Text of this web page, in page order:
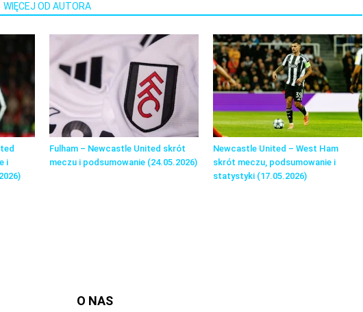
WIĘCEJ OD AUTORA
i
Fulham – Newcastle United skrót
meczu i podsumowanie (24.05.2026)
Newcastle United – West Ham
skrót meczu, podsumowanie i
statystyki (17.05.2026)
O NAS